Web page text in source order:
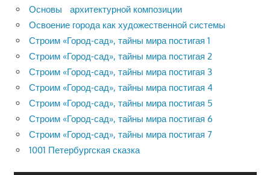
Основы архитектурной композиции
Освоение города как художественной системы
Строим «Город-сад», тайны мира постигая 1
Строим «Город-сад», тайны мира постигая 2
Строим «Город-сад», тайны мира постигая 3
Строим «Город-сад», тайны мира постигая 4
Строим «Город-сад», тайны мира постигая 5
Строим «Город-сад», тайны мира постигая 6
Строим «Город-сад», тайны мира постигая 7
1001 Петербургская сказка